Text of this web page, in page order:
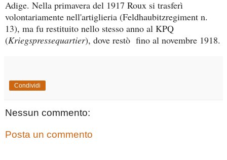
Adige. Nella primavera del 1917 Roux si trasferì
volontariamente nell'artiglieria (Feldhaubitzregiment n.
13), ma fu restituito nello stesso anno al KPQ
(Kriegspressequartier), dove restò fino al novembre 1918.
Condividi
Nessun commento:
Posta un commento